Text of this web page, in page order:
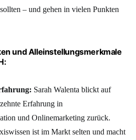
– und gehen in vielen Punkten
und Alleinstellungsmerkmale
Sarah Walenta blickt auf
Erfahrung in
und Onlinemarketing zurück.
ist im Markt selten und macht